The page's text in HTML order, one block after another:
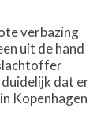
verbazing
uit de hand
duidelijk dat er
Kopenhagen